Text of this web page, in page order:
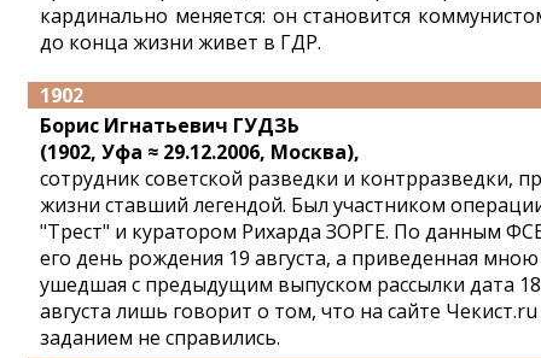
кардинально меняется: он становится
до конца жизни живет в ГДР.
1902
Борис Игнатьевич ГУДЗЬ
(1902, Уфа ≈ 29.12.2006, Москва),
сотрудник советской разведки и контрразведки,
жизни ставший легендой. Был участником
"Трест" и куратором Рихарда ЗОРГЕ. По данным
его день рождения 19 августа, а приведенная
ушедшая с предыдущим выпуском рассылки дата 18
августа лишь говорит о том, что на сайте Чекист.ru
заданием не справились.